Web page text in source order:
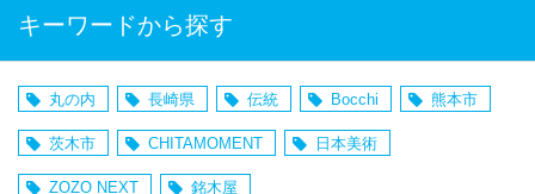
キーワードから探す
丸の内 長崎県 伝統 Bocchi 熊本市
茨木市 CHITAMOMENT 日本美術
ZOZO NEXT 銘木屋